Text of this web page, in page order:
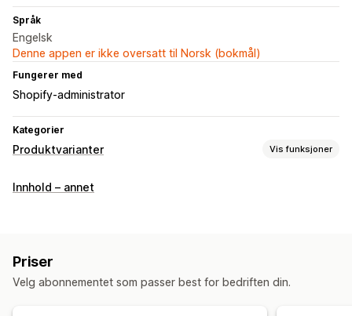
Språk
Engelsk
Denne appen er ikke oversatt til Norsk (bokmål)
Fungerer med
Shopify-administrator
Kategorier
Produktvarianter Vis funksjoner
Tilpasning
Varsler om lav lagerbeholdning
Lagertilgjengelighet
«På lager»-visning
Innhold – annet
Priser
Velg abonnementet som passer best for bedriften din.